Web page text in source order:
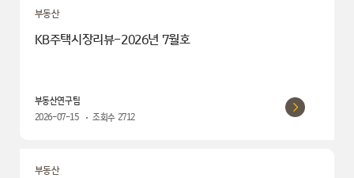
부동산
KB주택시장리뷰-2026년 7월호
부동산연구팀
2026-07-15
조회수 2712
부동산